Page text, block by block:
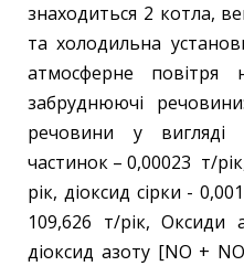
знаходиться 2 котла,
та холодильна
атмосферне повітря
забруднюючі
речовини у вигляді
частинок – 0,00023 т/
рік, діоксид сірки -
109,626 т/рік, Оксиди
діоксид азоту [NO +